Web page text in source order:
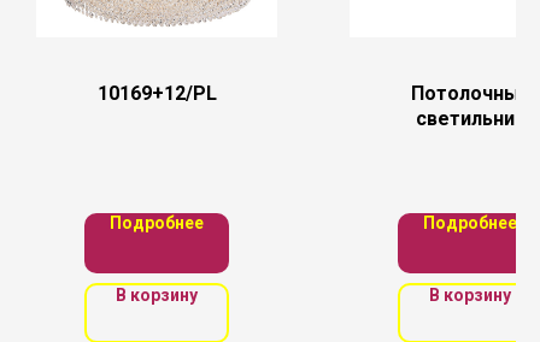
10169+12/PL
Подробнее
В корзину
Потолочный
светильник
Подробнее
В корзину